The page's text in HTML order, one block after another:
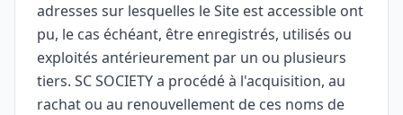
adresses sur lesquelles le Site est accessible ont
pu, le cas échéant, être enregistrés, utilisés ou
exploités antérieurement par un ou plusieurs
tiers. SC SOCIETY a procédé à l'acquisition, au
rachat ou au renouvellement de ces noms de